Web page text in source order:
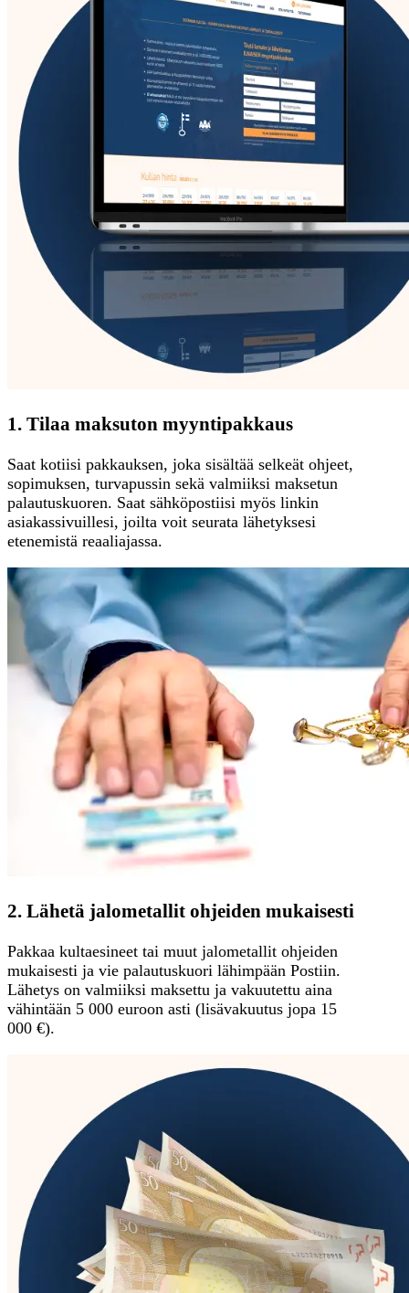
1. Tilaa maksuton myyntipakkaus
Saat kotiisi pakkauksen, joka sisältää selkeät ohjeet,
sopimuksen, turvapussin sekä valmiiksi maksetun
palautuskuoren. Saat sähköpostiisi myös linkin
asiakassivuillesi, joilta voit seurata lähetyksesi
etenemistä reaaliajassa.
2. Lähetä jalometallit ohjeiden mukaisesti
Pakkaa kultaesineet tai muut jalometallit ohjeiden
mukaisesti ja vie palautuskuori lähimpään Postiin.
Lähetys on valmiiksi maksettu ja vakuutettu aina
vähintään 5 000 euroon asti (lisävakuutus jopa 15
000 €).